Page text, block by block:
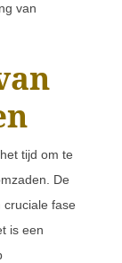
van
tijd om te
De
fase
is een